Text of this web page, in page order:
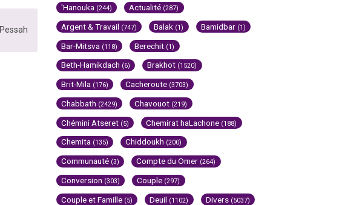
Pessah
'Hanouka (244) Actualité (287)
Argent & Travail (747) Balak (1) Bamidbar (1)
Bar-Mitsva (118) Berechit (1)
Beth-Hamikdach (6) Brakhot (1520)
Brit-Mila (176) Cacheroute (3703)
Chabbath (2429) Chavouot (219)
Chémini Atseret (5) Chemirat haLachone (188)
Chemita (135) Chiddoukh (200)
Communauté (3) Compte du Omer (264)
Conversion (303) Couple (297)
Couple et Famille (5) Deuil (1102) Divers (5037)